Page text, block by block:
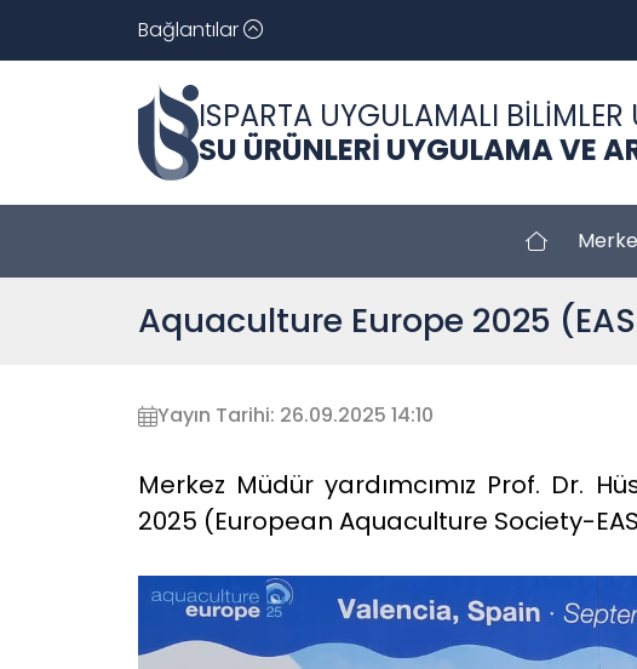
Bağlantılar
ISPARTA UYGULAMALI BİLİMLER
SU ÜRÜNLERİ UYGULAMA VE
Aquaculture Europe 2025
Yayın Tarihi: 26.09.2025 14:10
Merkez Müdür yardımcımız Prof. Dr.
2025 (European Aquaculture Society-